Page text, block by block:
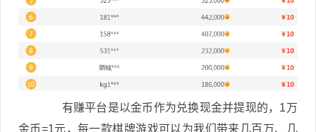
有赚平台是以金币作为兑换现金并提现的，1万
金币=1元，每一款棋牌游戏可以为我们带来几百万、几